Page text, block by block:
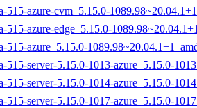
515-azure-cvm_5.15.0-
515-azure-edge_5.15.0-
515-azure_5.15.0-
515-server-5.15.0-1013-azure_5.15.0-
515-server-5.15.0-1014-azure_5.15.0-
515-server-5.15.0-1017-azure_5.15.0-